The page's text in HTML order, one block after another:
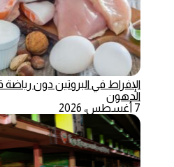
الإفراط في البروتين دون رياضة
الدهون
7 أغسطس، 2026